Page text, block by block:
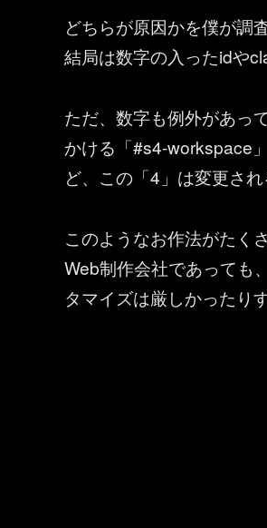
どちらが原因かを僕が調
結局は数字の入ったidや
ただ、数字も例外があっ
かける「#s4-workspace
ど、この「4」は変更さ
このようなお作法がたく
Web制作会社であっても
タマイズは厳しかったり